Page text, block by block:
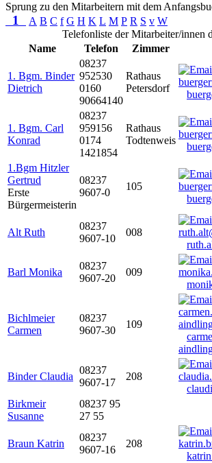
Sprung zu den Mitarbeitern mit dem
1 A B C f G H K L M P R S v W
Telefonliste der Mitarbeiter/innen
Name
Telefon Zimmer
1. Bgm. Binder
Dietrich
08237
952530
0160
90664140
Rathaus
Petersdorf
1. Bgm. Carl
Konrad
08237
959156
0174
1421854
Rathaus
Todtenweis
1.Bgm Hitzler
Gertrud
Erste
Bürgermeisterin
08237
9607-0
105
Alt Ruth
08237
9607-10
008
Barl Monika
08237
9607-20
009
Bichlmeier
Carmen
08237
9607-30
109
Binder Claudia
08237
9607-17
208
Birkmeir
Susanne
08237 95
27 55
Braun Katrin
08237
9607-16
208